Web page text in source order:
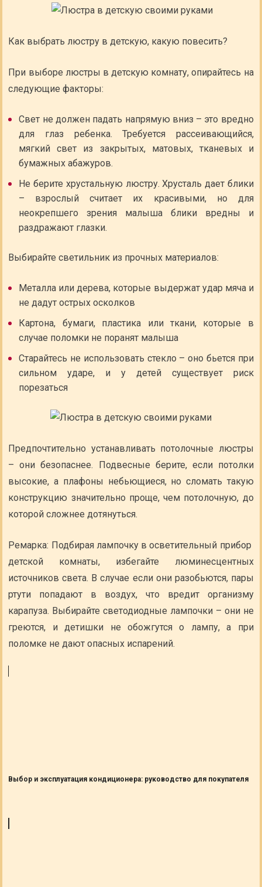
Как выбрать люстру в детскую, какую повесить?
При выборе люстры в детскую комнату, опирайтесь на
следующие факторы:
Свет не должен падать напрямую вниз – это вредно
для глаз ребенка. Требуется рассеивающийся,
мягкий свет из закрытых, матовых, тканевых и
бумажных абажуров.
Не берите хрустальную люстру. Хрусталь дает блики
– взрослый считает их красивыми, но для
неокрепшего зрения малыша блики вредны и
раздражают глазки.
Выбирайте светильник из прочных материалов:
Металла или дерева, которые выдержат удар мяча и
не дадут острых осколков
Картона, бумаги, пластика или ткани, которые в
случае поломки не поранят малыша
Старайтесь не использовать стекло – оно бьется при
сильном ударе, и у детей существует риск
порезаться
Предпочтительно устанавливать потолочные люстры
– они безопаснее. Подвесные берите, если потолки
высокие, а плафоны небьющиеся, но сломать такую
конструкцию значительно проще, чем потолочную, до
которой сложнее дотянуться.
Ремарка: Подбирая лампочку в осветительный прибор
детской комнаты, избегайте люминесцентных
источников света. В случае если они разобьются, пары
ртути попадают в воздух, что вредит организму
карапуза. Выбирайте светодиодные лампочки – они не
греются, и детишки не обожгутся о лампу, а при
поломке не дают опасных испарений.
Выбор и эксплуатация кондиционера: руководство для покупателя